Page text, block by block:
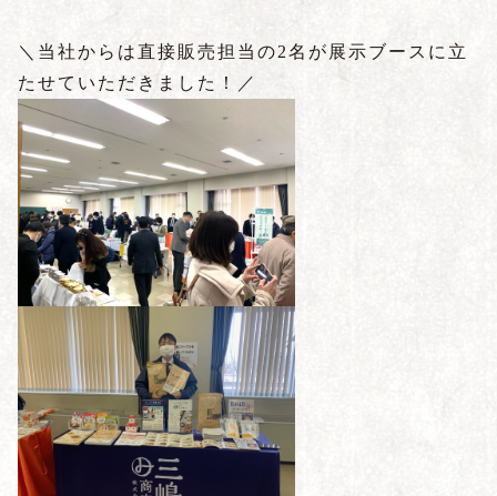
＼当社からは直接販売担当の2名が展示ブースに立
たせていただきました！／